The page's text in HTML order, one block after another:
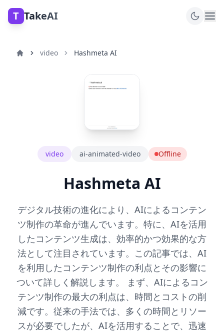
T TakeAI
video Hashmeta AI
video ai-animated-video Offline
Hashmeta AI
デジタル技術の進化により、AIによるコンテン
ツ制作の革命が進んでいます。特に、AIを活用
したコンテンツ生成は、効率的かつ効果的な方
法として注目されています。この記事では、AI
を利用したコンテンツ制作の利点とその影響に
ついて詳しく解説します。 まず、AIによるコン
テンツ制作の最大の利点は、時間とコストの削
減です。従来の手法では、多くの時間とリソー
スが必要でしたが、AIを活用することで、迅速